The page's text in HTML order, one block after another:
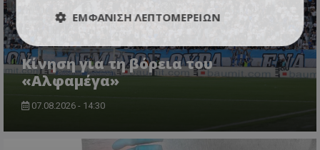
Κίνηση για τη βόρεια του
«Αλφαμέγα»
07.08.2026 - 14:30
ΕΜΦΆΝΙΣΗ ΛΕΠΤΟΜΕΡΕΙΏΝ